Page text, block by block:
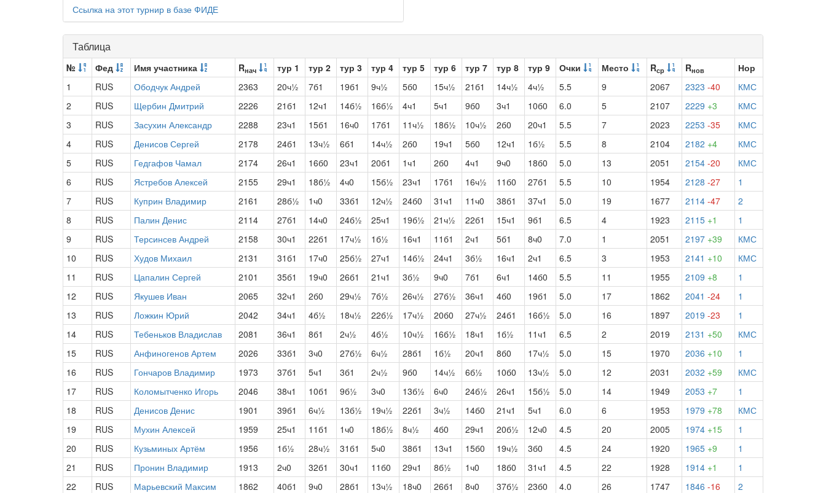
Ссылка на этот турнир в базе ФИДЕ
Таблица
№ Фед Имя участника Rнач тур 1 тур 2 тур 3 тур 4 тур 5 тур 6 тур 7 тур 8 тур 9 Очки Место Rср Rнов
Нор
1
RUS Ободчук Андрей 2363 20ч½ 7б1 19б1 9ч½ 5б0 15ч½ 21б1 14ч½ 4ч½ 5.5 9 2067 2323 -40
КМС
2
RUS Щербин Дмитрий 2226 21б1 12ч1 14б½ 16б½ 4ч1 5ч1 9б0 3ч1 10б0 6.0 5 2107 2229 +3
КМС
3
RUS Засухин Александр 2288 23ч1 15б1 16ч0 17б1 11ч½ 18б½ 10ч½ 2б0 20ч1 5.5 7 2023 2253 -35
КМС
4
RUS Денисов Сергей 2178 24б1 13ч½ 6б1 14ч½ 2б0 19ч1 5б0 12ч1 1б½ 5.5 8 2104 2182 +4
КМС
5
RUS Гедгафов Чамал 2174 26ч1 16б0 23ч1 20б1 1ч1 2б0 4ч1 9ч0 18б0 5.0 13 2051 2154 -20
КМС
6
RUS Ястребов Алексей 2155 29ч1 18б½ 4ч0 15б½ 23ч1 17б1 16ч½ 11б0 27б1 5.5 10 1954 2128 -27
1
7
RUS Куприн Владимир 2161 28б½ 1ч0 33б1 12ч½ 24б0 31ч1 11ч0 38б1 37ч1 5.0 19 1677 2114 -47
2
8
RUS Палин Денис 2114 27б1 14ч0 24б½ 25ч1 19б½ 21ч½ 22б1 15ч1 9б1 6.5 4 1923 2115 +1
1
9
RUS Терсинсев Андрей 2158 30ч1 22б1 17ч½ 1б½ 16ч1 11б1 2ч1 5б1 8ч0 7.0 1 2051 2197 +39
КМС
10
RUS Худов Михаил 2131 31б1 17ч0 25б½ 27ч1 14б½ 24ч1 3б½ 16ч1 2ч1 6.5 3 1953 2141 +10
КМС
11
RUS Цапалин Сергей 2101 35б1 19ч0 26б1 21ч1 3б½ 9ч0 7б1 6ч1 14б0 5.5 11 1955 2109 +8
1
12
RUS Якушев Иван 2065 32ч1 2б0 29ч½ 7б½ 26ч½ 27б½ 36ч1 4б0 19б1 5.0 17 1862 2041 -24
1
13
RUS Ложкин Юрий 2042 34ч1 4б½ 18ч½ 22б½ 17ч½ 20б0 27ч½ 24б1 16б½ 5.0 16 1897 2019 -23
1
14
RUS Тебеньков Владислав 2081 36ч1 8б1 2ч½ 4б½ 10ч½ 16б½ 18ч1 1б½ 11ч1 6.5 2 2019 2131 +50
КМС
15
RUS Анфиногенов Артем 2026 33б1 3ч0 27б½ 6ч½ 28б1 1б½ 20ч1 8б0 17ч½ 5.0 15 1970 2036 +10
1
16
RUS Гончаров Владимир 1973 37б1 5ч1 3б1 2ч½ 9б0 14ч½ 6б½ 10б0 13ч½ 5.0 12 2031 2032 +59
КМС
17
RUS Коломытченко Игорь 2046 38ч1 10б1 9б½ 3ч0 13б½ 6ч0 24б½ 26ч1 15б½ 5.0 14 1949 2053 +7
1
18
RUS Денисов Денис 1901 39б1 6ч½ 13б½ 19ч½ 22б1 3ч½ 14б0 21ч1 5ч1 6.0 6 1953 1979 +78
КМС
19
RUS Мухин Алексей 1959 25ч1 11б1 1ч0 18б½ 8ч½ 4б0 29ч1 20б½ 12ч0 4.5 20 2005 1974 +15
1
20
RUS Кузьминых Артём 1956 1б½ 28ч½ 31б1 5ч0 38б1 13ч1 15б0 19ч½ 3б0 4.5 24 1920 1965 +9
1
21
RUS Пронин Владимир 1913 2ч0 32б1 30ч1 11б0 29ч1 8б½ 1ч0 18б0 31ч1 4.5 22 1928 1914 +1
1
22
RUS Марьевский Максим 1862 40б1 9ч0 28б1 13ч½ 18ч0 26б1 8ч0 37б½ 23б0 4.0 26 1747 1846 -16
2